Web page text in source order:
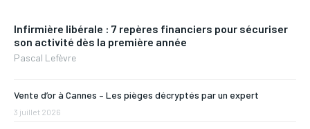
Infirmière libérale : 7 repères financiers pour sécuriser
son activité dès la première année
Pascal Lefèvre
Vente d’or à Cannes – Les pièges décryptés par un expert
3 juillet 2026